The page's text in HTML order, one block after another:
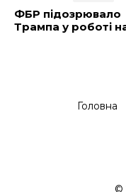
ФБР підозрювало
Трампа у роботі
Головна
©